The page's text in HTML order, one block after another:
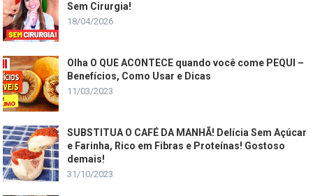
Sem Cirurgia!
18/04/2026
Olha O QUE ACONTECE quando você come PEQUI –
Benefícios, Como Usar e Dicas
11/03/2023
SUBSTITUA O CAFÉ DA MANHÃ! Delícia Sem Açúcar
e Farinha, Rico em Fibras e Proteínas! Gostoso
demais!
31/10/2023